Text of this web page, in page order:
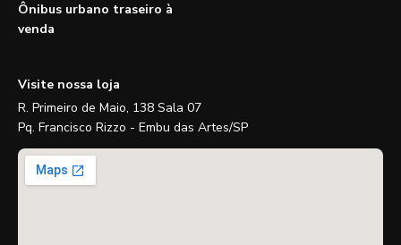
Ônibus urbano traseiro à
venda
Visite nossa loja
R. Primeiro de Maio, 138 Sala 07
Pq. Francisco Rizzo - Embu das Artes/SP